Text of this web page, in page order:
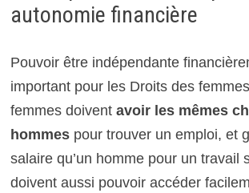
autonomie financière
Pouvoir être indépendante
important pour les Droits des
femmes doivent avoir les mêmes
hommespour trouver un emploi, et
salaire qu’un homme pour un travail
doivent aussi pouvoir accéder